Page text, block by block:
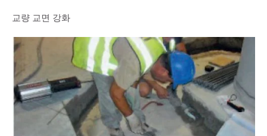
교량 교면 강화